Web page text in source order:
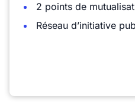
2 points de
Réseau d’initiative